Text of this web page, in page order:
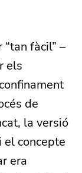
fàcil” –
els
de
la versió
el concepte
era